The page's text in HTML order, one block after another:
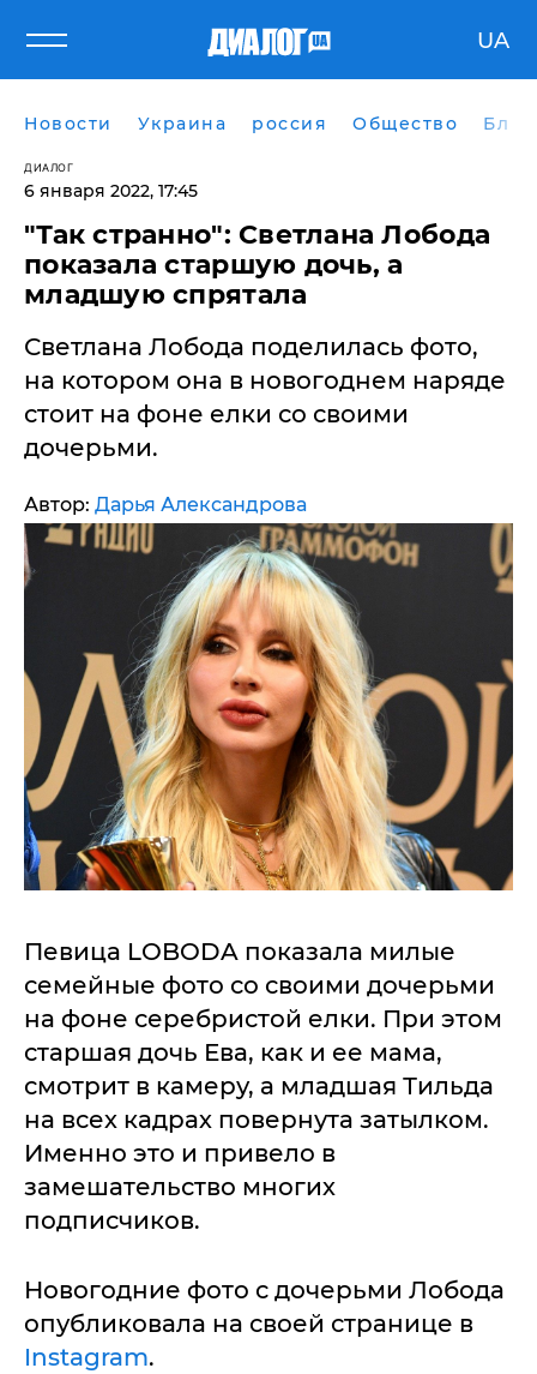
UA
Новости Украина россия Общество
ДИАЛОГ
6 января 2022, 17:45
"Так странно": Светлана Лобода
показала старшую дочь, а
младшую спрятала
Светлана Лобода поделилась фото,
на котором она в новогоднем наряде
стоит на фоне елки со своими
дочерьми.
Автор: Дарья Александрова
Певица LOBODA показала милые
семейные фото со своими дочерьми
на фоне серебристой елки. При этом
старшая дочь Ева, как и ее мама,
смотрит в камеру, а младшая Тильда
на всех кадрах повернута затылком.
Именно это и привело в
замешательство многих
подписчиков.
Новогодние фото с дочерьми Лобода
опубликовала на своей странице в
Instagram.